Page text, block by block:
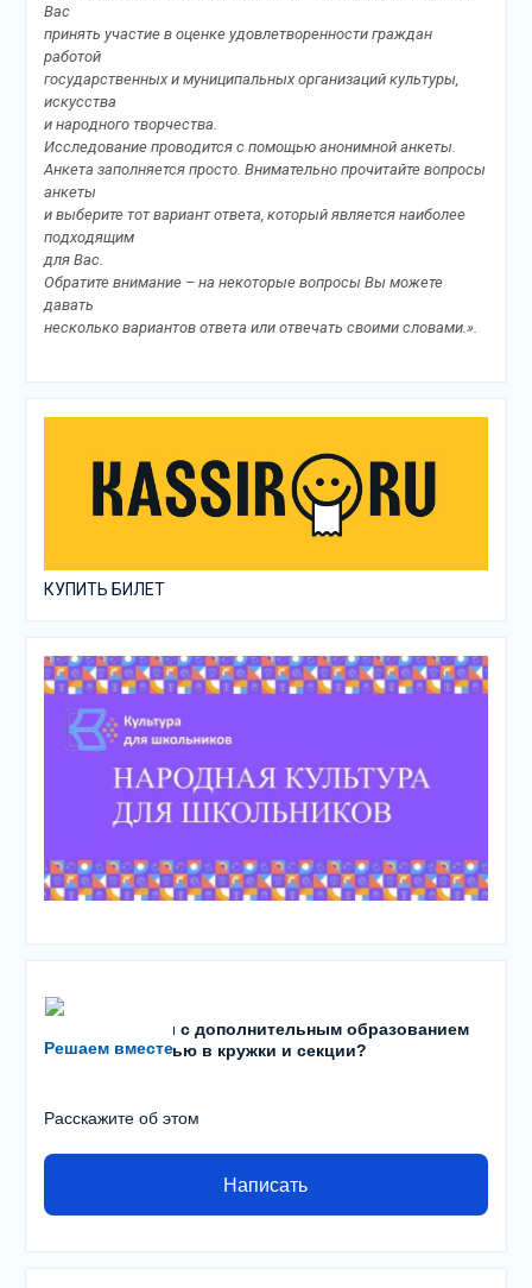
Вас
принять участие в оценке удовлетворенности граждан
работой
государственных и муниципальных организаций культуры,
искусства
и народного творчества.
Исследование проводится с помощью анонимной анкеты.
Анкета заполняется просто. Внимательно прочитайте вопросы
анкеты
и выберите тот вариант ответа, который является наиболее
подходящим
для Вас.
Обратите внимание – на некоторые вопросы Вы можете
давать
несколько вариантов ответа или отвечать своими словами.».
КУПИТЬ БИЛЕТ
Решаем вместе
Есть проблемы с дополнительным образованием
детей? С записью в кружки и секции?
Расскажите об этом
Написать